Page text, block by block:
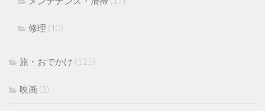
修理 (10)
旅・おでかけ (125)
映画 (3)